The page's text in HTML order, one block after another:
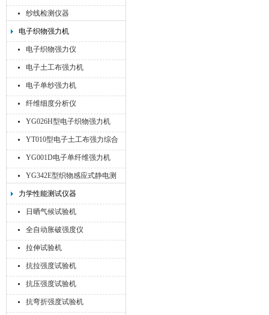
析仪
纱线检测仪器
电子织物强力机
电子织物强力仪
电子土工布强力机
电子单纱强力机
纤维细度分析仪
YG026H型电子织物强力机
YT010型电子土工布强力综合
试验机
YG001D电子单纤维强力机
YG342E型织物感应式静电测
试仪
力学性能测试仪器
日晒气候试验机
全自动胀破强度仪
拉伸试验机
抗拉强度试验机
抗压强度试验机
抗弯折强度试验机